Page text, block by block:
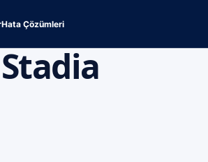
Hata Çözümleri
Stadia